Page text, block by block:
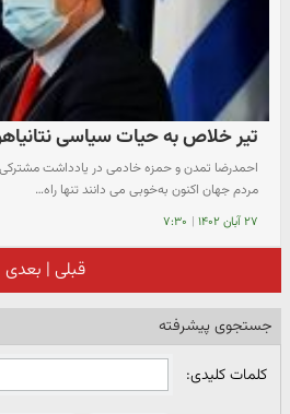
تیر خلاص به حیات سیاسی
احمدرضا تمدن و حمزه خادمی در یادداشت مشترکی
مردم جهان اکنون به‌خوبی می دانند تنها راه…
۲۷ آبان ۱۴۰۲ | ۷:۳۰
قبلی | بعدی
جستجوی پیشرفته
کلمات کلیدی: